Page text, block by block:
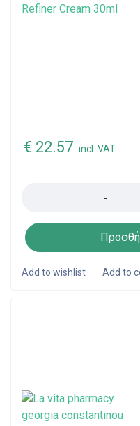
€ 22.57 incl. VAT